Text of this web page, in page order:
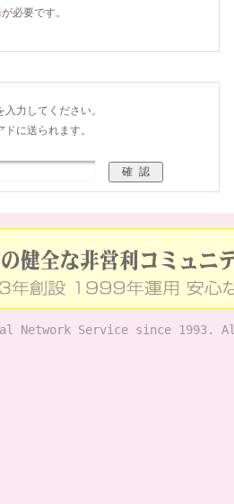
が必要です。
力してください。
に送られます。
Network Service since 1993.